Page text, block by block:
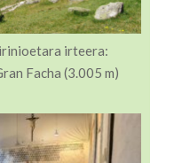
irteera:
Facha (3.005 m)